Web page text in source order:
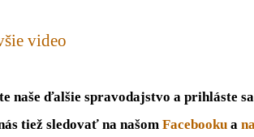
video
naše ďalšie spravodajstvo a prihláste
tiež sledovať na našom Facebooku a